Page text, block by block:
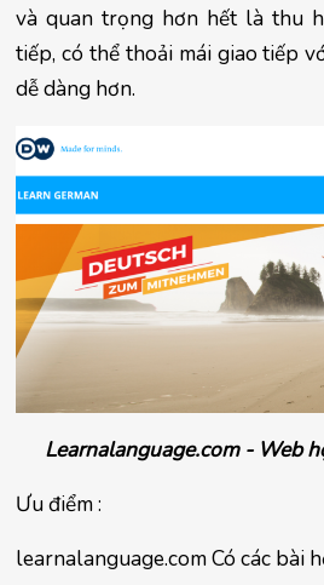
và quan trọng hơn hết là thu
tiếp, có thể thoải mái giao tiếp
dễ dàng hơn.
Learnalanguage.com - Web
Ưu điểm :
learnalanguage.com Có các bài